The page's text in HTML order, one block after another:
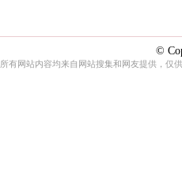
©
所有网站内容均来自网站搜集和网友提供，仅